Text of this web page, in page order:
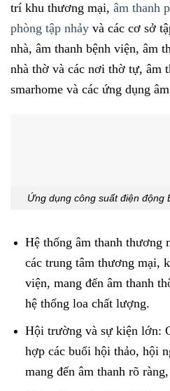
trí khu thương mại, âm thanh
phòng tập nhảy và các cơ sở
nhà, âm thanh bệnh viện, âm
nhà thờ và các nơi thờ tự, âm
smarhome và các ứng dụng
Ứng dụng công suất điện động
Hệ thống âm thanh thương
các trung tâm thương mại,
viện, mang đến âm thanh
hệ thống loa chất lượng.
Hội trường và sự kiện lớn:
hợp các buổi hội thảo, hội
mang đến âm thanh rõ